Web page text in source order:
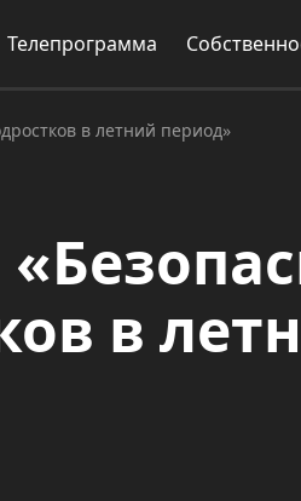
Телепрограмма
в летний период»
в